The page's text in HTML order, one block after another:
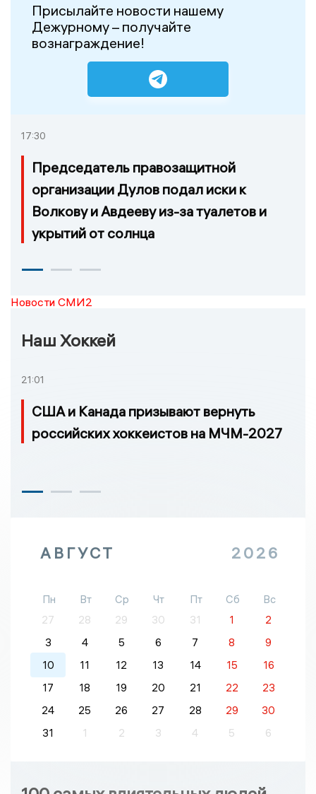
Присылайте новости нашему
Дежурному – получайте
вознаграждение!
17:30
Председатель правозащитной
организации Дулов подал иски к
Волкову и Авдееву из-за туалетов и
укрытий от солнца
Новости СМИ2
Наш Хоккей
21:01
США и Канада призывают вернуть
российских хоккеистов на МЧМ-2027
АВГУСТ 2026
Пн Вт Ср Чт Пт Сб
Вс
27
28 29 30 31 1
2
3
4 5 6 7 8
9
10
11 12 13 14 15
16
17
18 19 20 21 22
23
24
25 26 27 28 29
30
31
1 2 3 4 5 6